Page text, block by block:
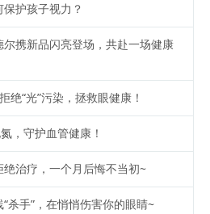
护孩子视力？
携新品闪亮登场，共赴一场健康
“光”污染，拯救眼健康！
，守护血管健康！
治疗，一个月后悔不当初~
杀手”，在悄悄伤害你的眼睛~